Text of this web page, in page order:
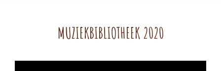
MUZIEKBIBLIOTHEEK 2020